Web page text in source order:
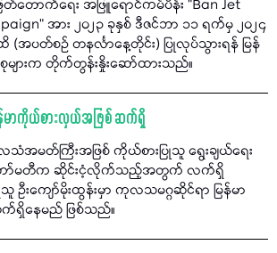
ောက်ရေး အဖြူရောင်ကမ်ပိန်း "Ban Jet
အား ၂၀၂၃ ခုနှစ် ဒီဇင်ဘာ ၁၁ ရက်မှ ၂၀၂၄
(အပတ်စဉ် တနင်္လာနေ့တိုင်း) ပြုလုပ်သွားရန် မြန်
များက တိုက်တွန်းနှိုးဆော်ထားသည်။
န်မာကိုယ်စားလှယ်အဖြစ် ဆက်ရှိ
သံအမတ်ကြီးအဖြစ် ကိုယ်စားပြုသူ ရွေးချယ်ရေး
ော်မတီက ဆိုင်းငံ့လိုက်သည့်အတွက် လက်ရှိ
းကျော်မိုးထွန်းမှာ ကုလသမဂ္ဂဆိုင်ရာ မြန်မာ
ရှိနေမည် ဖြစ်သည်။